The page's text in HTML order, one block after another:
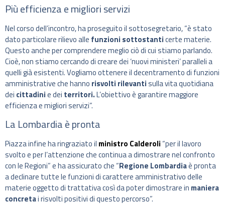
Più efficienza e migliori servizi
Nel corso dell’incontro, ha proseguito il sottosegretario, “è stato
dato particolare rilievo alle funzioni sottostanticerte materie.
Questo anche per comprendere meglio ciò di cui stiamo parlando.
Cioè, non stiamo cercando di creare dei ‘nuovi ministeri’ paralleli a
quelli già esistenti. Vogliamo ottenere il decentramento di funzioni
amministrative che hanno risvolti rilevantisulla vita quotidiana
dei cittadinie dei territori.L’obiettivo è garantire maggiore
efficienza e migliori servizi”.
La Lombardia è pronta
Piazza infine ha ringraziato il ministro Calderoli “per il lavoro
svolto e per l’attenzione che continua a dimostrare nel confronto
con le Regioni” e ha assicurato che “Regione Lombardiaè pronta
a declinare tutte le funzioni di carattere amministrativo delle
materie oggetto di trattativa così da poter dimostrare in maniera
concretai risvolti positivi di questo percorso”.